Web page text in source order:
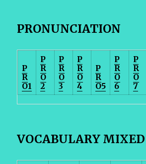
PRONUNCIATION
P
R
O1
P
R
O
2
P
R
O
3
P
R
O
4
P
R
O5
P
R
O
6
P
R
O
7
VOCABULARY MIXED